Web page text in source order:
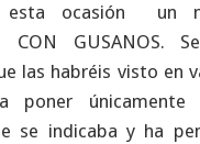
esta ocasión un
CON GUSANOS.
las habréis visto en
poner
se indicaba y ha